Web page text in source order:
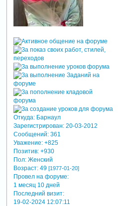
Откуда:Барнаул
Зарегистрирован: 20-03-2012
Сообщений:361
Уважение: +825
Позитив: +930
Пол:Женский
Возраст:49 [1977-01-20]
Провел на форуме:
1 месяц 10 дней
Последний визит:
19-02-2024 12:07:11